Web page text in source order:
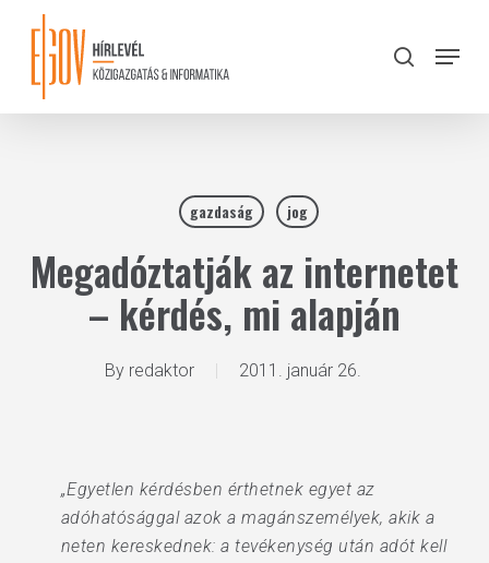
content
search
Menu
gazdaság jog
Megadóztatják az internetet
– kérdés, mi alapján
By redaktor 2011. január 26.
„Egyetlen kérdésben érthetnek egyet az
adóhatósággal azok a magánszemélyek, akik a
neten kereskednek: a tevékenység után adót kell
Close